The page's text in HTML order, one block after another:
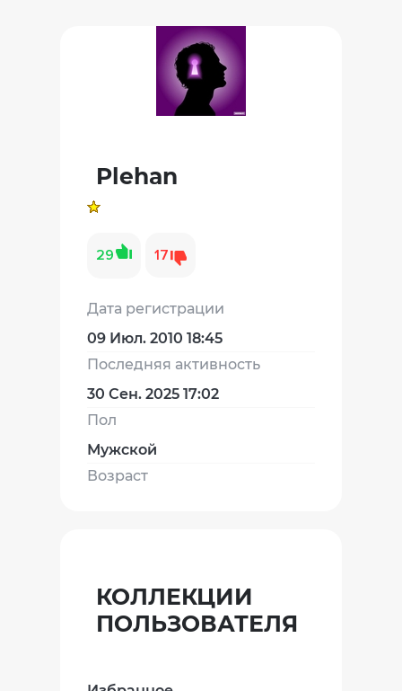
Plehan
29 17
Дата регистрации
09 Июл. 2010 18:45
Последняя активность
30 Сен. 2025 17:02
Пол
Мужской
Возраст
КОЛЛЕКЦИИ
ПОЛЬЗОВАТЕЛЯ